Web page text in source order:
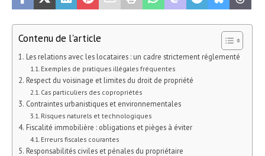
Contenu de l'article
Les relations avec les locataires : un cadre strictement réglementé
Exemples de pratiques illégales fréquentes
Respect du voisinage et limites du droit de propriété
Cas particuliers des copropriétés
Contraintes urbanistiques et environnementales
Risques naturels et technologiques
Fiscalité immobilière : obligations et pièges à éviter
Erreurs fiscales courantes
Responsabilités civiles et pénales du propriétaire